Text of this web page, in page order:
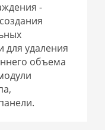
-
для удаления
объема